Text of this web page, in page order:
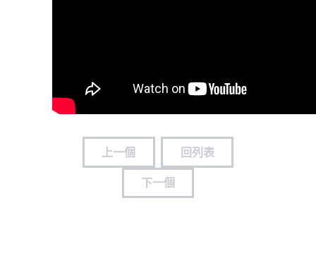
上一個
回列表
下一個